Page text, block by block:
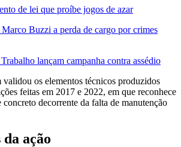
de lei que proíbe jogos de azar
Buzzi a perda de cargo por crimes
lançam campanha contra assédio
os elementos técnicos produzidos
feitas em 2017 e 2022, em que reconhece
decorrente da falta de manutenção
ação